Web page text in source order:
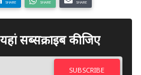
SHARE SHARE SHARE
सब्सक्राइब कीजिए
SUBSCRIBE